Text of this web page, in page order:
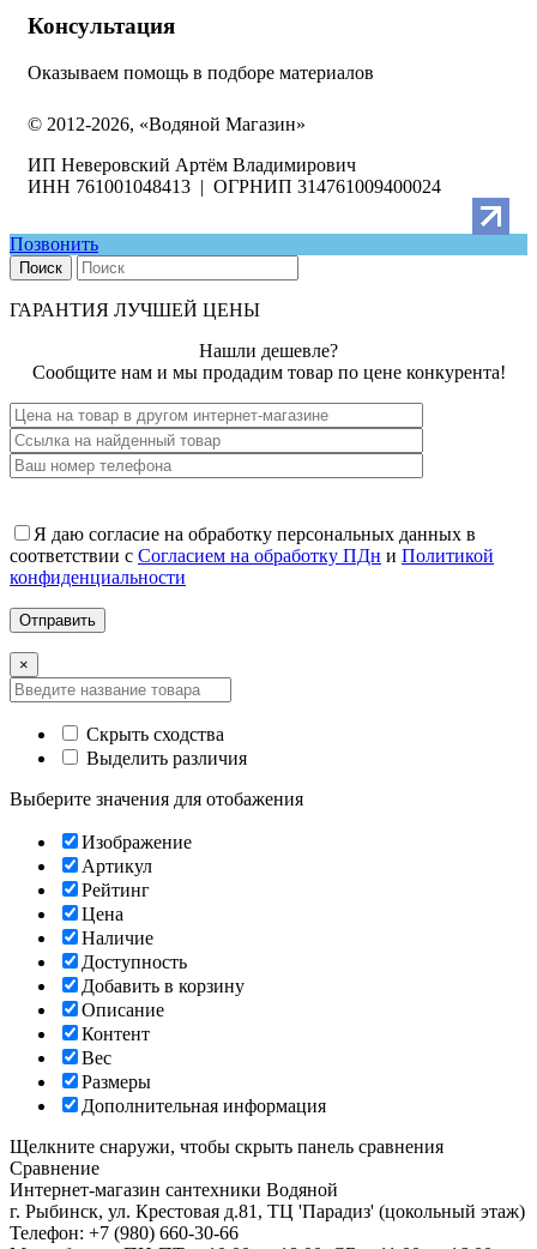
Консультация
Оказываем помощь в подборе материалов
© 2012-2026, «Водяной Магазин»
ИП Неверовский Артём Владимирович
ИНН 761001048413 | ОГРНИП 314761009400024
Позвонить
Поиск
ГАРАНТИЯ ЛУЧШЕЙ ЦЕНЫ
Нашли дешевле?
Сообщите нам и мы продадим товар по цене конкурента!
Я даю согласие на обработку персональных данных в
соответствии с Согласием на обработку ПДн и Политикой
конфиденциальности
×
Скрыть сходства
Выделить различия
Выберите значения для отобажения
Изображение
Артикул
Рейтинг
Цена
Наличие
Доступность
Добавить в корзину
Описание
Контент
Вес
Размеры
Дополнительная информация
Щелкните снаружи, чтобы скрыть панель сравнения
Сравнение
Интернет-магазин сантехники Водяной
г. Рыбинск, ул. Крестовая д.81, ТЦ 'Парадиз' (цокольный этаж)
Телефон: +7 (980) 660-30-66